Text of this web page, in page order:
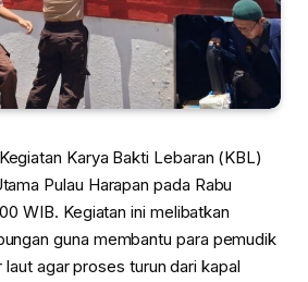
Karya Bakti Lebaran (KBL)
Pulau Harapan pada Rabu
WIB. Kegiatan ini melibatkan
guna membantu para pemudik
laut agar proses turun dari kapal